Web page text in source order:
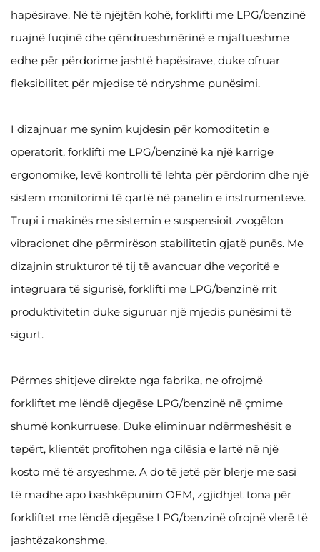
hapësirave. Në të njëjtën kohë, forklifti me LPG/benzinë
ruajnë fuqinë dhe qëndrueshmërinë e mjaftueshme
edhe për përdorime jashtë hapësirave, duke ofruar
fleksibilitet për mjedise të ndryshme punësimi.
I dizajnuar me synim kujdesin për komoditetin e
operatorit, forklifti me LPG/benzinë ka një karrige
ergonomike, levë kontrolli të lehta për përdorim dhe një
sistem monitorimi të qartë në panelin e instrumenteve.
Trupi i makinës me sistemin e suspensioit zvogëlon
vibracionet dhe përmirëson stabilitetin gjatë punës. Me
dizajnin strukturor të tij të avancuar dhe veçoritë e
integruara të sigurisë, forklifti me LPG/benzinë rrit
produktivitetin duke siguruar një mjedis punësimi të
sigurt.
Përmes shitjeve direkte nga fabrika, ne ofrojmë
forkliftet me lëndë djegëse LPG/benzinë në çmime
shumë konkurruese. Duke eliminuar ndërmeshësit e
tepërt, klientët profitohen nga cilësia e lartë në një
kosto më të arsyeshme. A do të jetë për blerje me sasi
të madhe apo bashkëpunim OEM, zgjidhjet tona për
forkliftet me lëndë djegëse LPG/benzinë ofrojnë vlerë të
jashtëzakonshme.